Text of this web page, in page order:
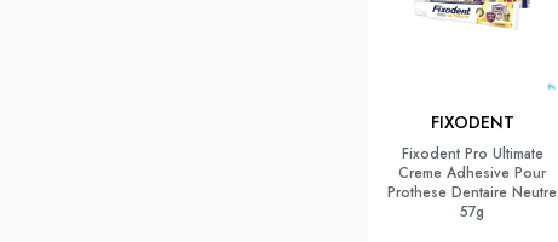
FIXODENT
Fixodent Pro Ultimate
Creme Adhesive Pour
Prothese Dentaire Neutre
57g